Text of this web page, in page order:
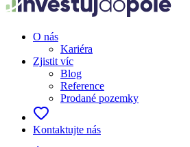
O nás
Kariéra
Zjistit víc
Blog
Reference
Prodané pozemky
Kontaktujte nás